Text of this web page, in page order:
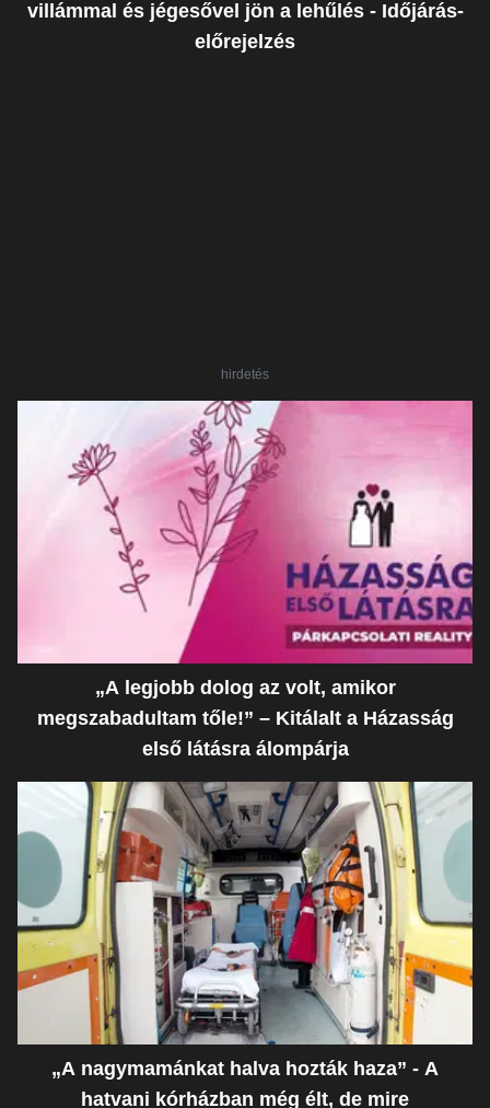
villámmal és jégesővel jön a lehűlés - Időjárás-
előrejelzés
hirdetés
„A legjobb dolog az volt, amikor
megszabadultam tőle!” – Kitálalt a Házasság
első látásra álompárja
„A nagymamánkat halva hozták haza” - A
hatvani kórházban még élt, de mire